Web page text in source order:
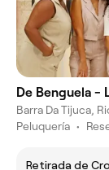
De Benguela -
Barra Da Tijuca,
Peluquería •
Retirada de